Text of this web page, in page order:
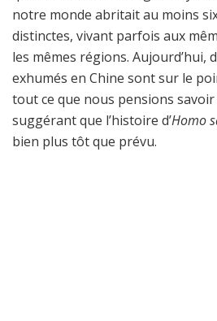
notre monde abritait au moins
distinctes, vivant parfois aux
les mêmes régions. Aujourd’hui,
exhumés en Chine sont sur le
tout ce que nous pensions
suggérant que l’histoire d’Homo
bien plus tôt que prévu.